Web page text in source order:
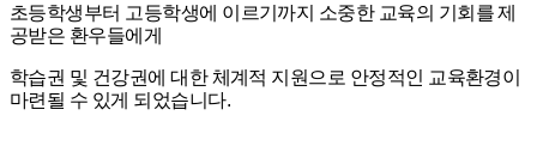
초등학생부터 고등학생에 이르기까지 소중한 교육의 기회를 제
공받은 환우들에게
학습권 및 건강권에 대한 체계적 지원으로 안정적인 교육환경이
마련될 수 있게 되었습니다.